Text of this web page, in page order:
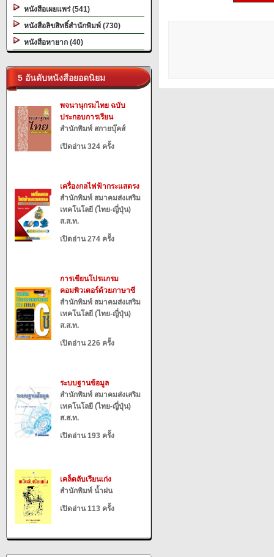
หนังสือเผยแพร่ (541)
หนังสือลิขสิทธิ์สำนักพิมพ์ (730)
หนังสือหายาก (40)
5 อันดับหนังสือยอดนิยม
พจนานุกรมไทย ฉบับ
ประกอบการเรียน
สำนักพิมพ์ สกายบุ๊คส์
เปิดอ่าน 324 ครั้ง
เครื่องกลไฟฟ้ากระแสตรง
สำนักพิมพ์ สมาคมส่งเสริม
เทคโนโลยี (ไทย-ญี่ปุ่น)
ส.ส.ท.
เปิดอ่าน 274 ครั้ง
การเขียนโปรแกรม
คอมพิวเตอร์ด้วยภาษาซี
สำนักพิมพ์ สมาคมส่งเสริม
เทคโนโลยี (ไทย-ญี่ปุ่น)
ส.ส.ท.
เปิดอ่าน 226 ครั้ง
ระบบฐานข้อมูล
สำนักพิมพ์ สมาคมส่งเสริม
เทคโนโลยี (ไทย-ญี่ปุ่น)
ส.ส.ท.
เปิดอ่าน 193 ครั้ง
เคล็ดลับเรียนเก่ง
สำนักพิมพ์ น้ำฝน
เปิดอ่าน 113 ครั้ง